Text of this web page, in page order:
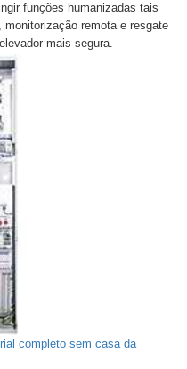
funções humanizadas tais
remota e resgate
mais segura.
completo sem casa da